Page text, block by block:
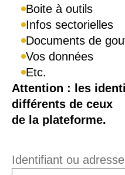
Boite à outils
Infos sectorielles
Documents de
Vos données
Etc.
Attention : les
différents de ceux
de la plateforme.
Identifiant ou